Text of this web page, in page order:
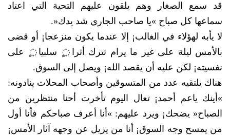
قد سمع الصغار وهم‮ ‬يلقون عليهم التحية التي‮ ‬اعتاد
سماعها كل صباح‮ »‬يا صاحب الجاري‮ ‬شد‮ ‬يدك‮«.‬
لا‮ ‬يأبه لهؤلاء في‮ ‬الغالب¡‮ ‬إلا عندما‮ ‬يكون منزعجا¡‮ ‬أو قضى
بالأمس ليلة على‮ ‬غير ما‮ ‬يرام تترك أثرا◌ٍ‮ ‬سلبيا◌ٍ‮ ‬على
نفسيته¡‮ ‬لكن عليه أن‮ ‬يقصد الله¡‮ ‬ويصل إلى السوق‮.‬
هناك‮ ‬يلتقيه عدد من المتسوقين وأصحاب المحلات‮ ‬ينادونه‮:
»‬أينك‮ ‬ياعم أحمد¡‮ ‬تعال اليوم تأخرت أحنا منتظرين من
الصباح‮« ‬يضحك¡‮ ‬ويرد عليهم‮: »‬أنا أعرف صباحكم فأنا أول